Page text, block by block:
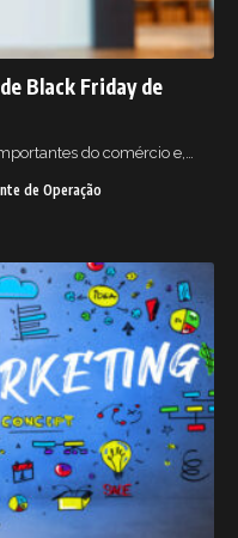
Black Friday de
do comércio e,…
de Operação